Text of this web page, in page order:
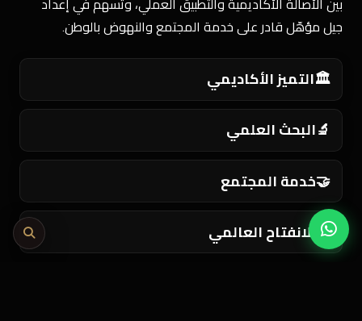
بين الأصالة الأكاديمية والتطبيق العملي، وتُسهم في إعداد
جيل مؤهّل قادر على خدمة المجتمع والنهوض بالوطن.
🏛️التميز الأكاديمي
🔬 البحث العلمي
🤝خدمة المجتمع
🌍 الانفتاح العالمي